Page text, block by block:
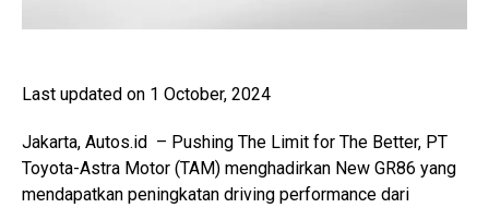
Last updated on 1 October, 2024
Jakarta, Autos.id – Pushing The Limit for The Better, PT
Toyota-Astra Motor (TAM) menghadirkan New GR86 yang
mendapatkan peningkatan driving performance dari